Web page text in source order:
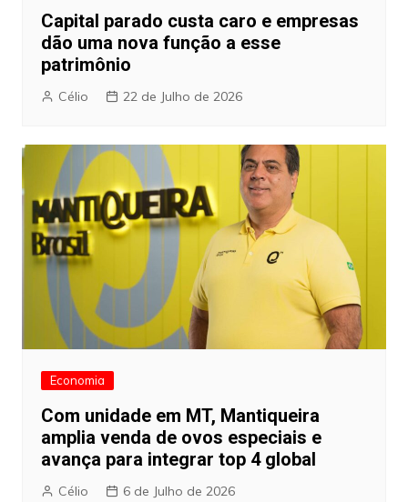
Capital parado custa caro e empresas
dão uma nova função a esse
patrimônio
Célio 22 de Julho de 2026
Economia
Com unidade em MT, Mantiqueira
amplia venda de ovos especiais e
avança para integrar top 4 global
Célio 6 de Julho de 2026